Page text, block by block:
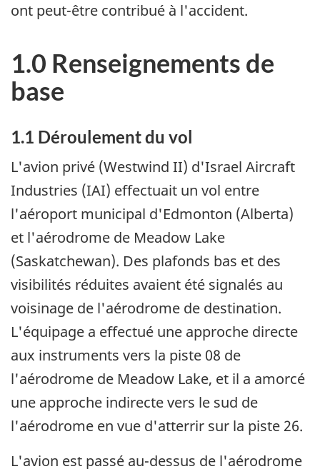
ont peut-être contribué à l'accident.
1.0 Renseignements de
base
1.1 Déroulement du vol
L'avion privé (Westwind II) d'Israel Aircraft
Industries (IAI) effectuait un vol entre
l'aéroport municipal d'Edmonton (Alberta)
et l'aérodrome de Meadow Lake
(Saskatchewan). Des plafonds bas et des
visibilités réduites avaient été signalés au
voisinage de l'aérodrome de destination.
L'équipage a effectué une approche directe
aux instruments vers la piste 08 de
l'aérodrome de Meadow Lake, et il a amorcé
une approche indirecte vers le sud de
l'aérodrome en vue d'atterrir sur la piste 26.
L'avion est passé au-dessus de l'aérodrome